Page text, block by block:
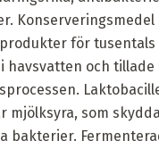
Konserveringsmedel
för tusentals
havsvatten och tillade
mjölksyra, som
bakterier.